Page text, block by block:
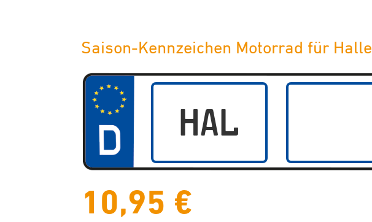
Saison-Kennzeichen Motorrad für Halle
10,95 €